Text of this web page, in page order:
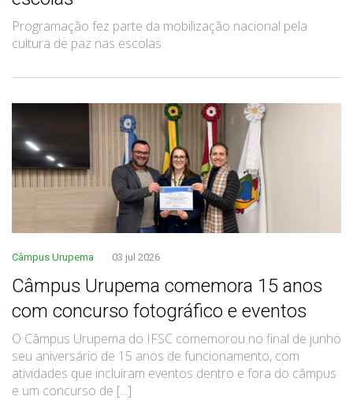
Programação fez parte da mobilização nacional pela
cultura de paz nas escolas.
Câmpus Urupema 03 jul 2026
Câmpus Urupema comemora 15 anos
com concurso fotográfico e eventos
O Câmpus Urupema do IFSC comemorou no final de junho
seu aniversário de 15 anos de funcionamento, com
atividades que incluíram eventos dentro e fora do câmpus
e um concurso de [...]